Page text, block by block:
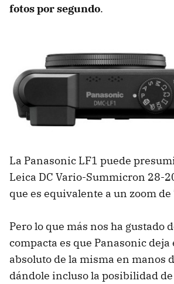
fotos por segundo.
La Panasonic LF1 puede
Leica DC Vario-Summicron 28-
que es equivalente a un zoom
Pero lo que más nos ha gustado
compacta es que Panasonic deja
absoluto de la misma en manos
dándole incluso la posibilidad de